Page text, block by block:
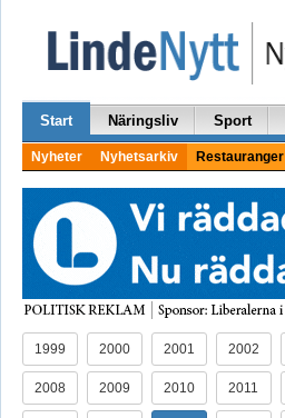
Start Näringsliv Sport
Nyheter Nyhetsarkiv Restauranger
1999 2000 2001 2002
2008 2009 2010 2011